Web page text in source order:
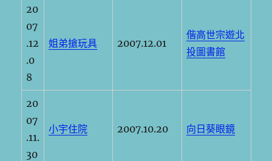
20
07
.12
.0
8
姐弟搶玩具 2007.12.01
偕高世宗遊北
投圖書館
20
07
.11.
30
小宇住院 2007.10.20 向日葵眼鏡